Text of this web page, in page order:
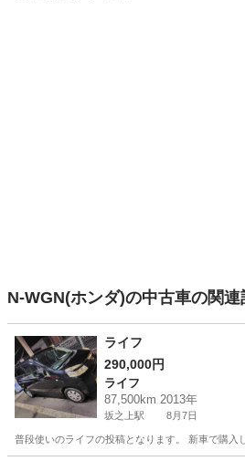
N-WGN(ホンダ)の中古車の関連
ライフ
290,000円
ライフ
87,500km 2013年
坂之上駅 8月7日
普段使いのライフの投稿となります。 新車で購